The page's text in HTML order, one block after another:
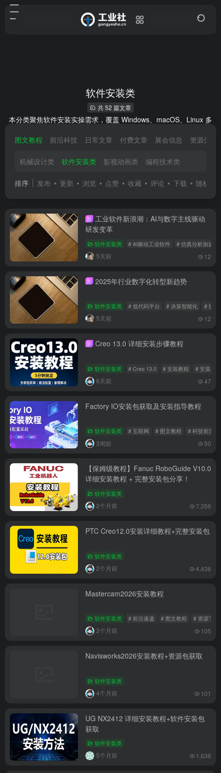
软件安装类
共 52 篇文章
本分类聚焦软件安装实操需求，覆盖 Windows、macOS、Linux 多
步骤化图文搭配截图标注关键操作，同步解答依赖缺失、权限不
阱。
图文教程 前沿科技 日常文章 付费文章 展会信息 资源分享
机械设计类 软件安装类 影视动画类 编程技术类
排序 发布 更新 浏览 点赞 收藏 评论 下载 随机
新 工业软件新浪潮：AI与数字主线驱动
研发变革
软件安装类 # AI驱动工业软件 # 仿真分析加速
5天前 12
新 2025年行业数字化转型新趋势
软件安装类 # 低代码平台 # 决策智能化 # 技术
5天前 12
新 Creo 13.0 详细安装步骤教程
软件安装类 # Creo 13.0 # 安装教程 # 安装步骤
6天前 47
Factory IO安装包获取及安装指导教程
软件安装类 # 互联网 # 图文教程 # 科技前言信
3周前 50
【保姆级教程】Fanuc RoboGuide V10.0
详细安装教程 + 完整安装包分享！
软件安装类
2个月前 7,356
PTC Creo12.0安装详细教程+完整安装包
软件安装类
2个月前 4,436
Mastercam2026安装教程
软件安装类 # 前沿速递 # 图文教程 # 资源下载
2个月前 105
Navisworks2026安装教程+资源包获取
软件安装类
4个月前 101
UG NX2412 详细安装教程+软件安装包
获取
软件安装类
5个月前 1,636